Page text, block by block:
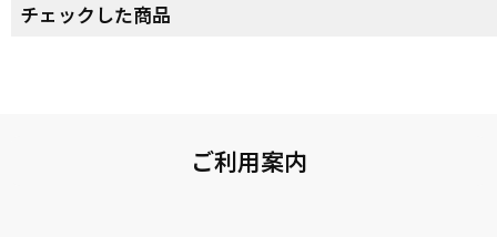
チェックした商品
ご利用案内